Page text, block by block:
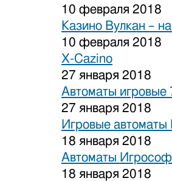
10 февраля 2018
Казино Вулкан –
10 февраля 2018
X-Cazino
27 января 2018
Автоматы игровые
27 января 2018
Игровые автоматы
18 января 2018
Автоматы
18 января 2018